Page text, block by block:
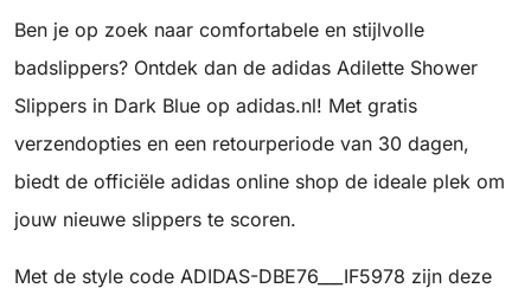
Ben je op zoek naar comfortabele en stijlvolle
badslippers? Ontdek dan de adidas Adilette Shower
Slippers in Dark Blue op adidas.nl! Met gratis
verzendopties en een retourperiode van 30 dagen,
biedt de officiële adidas online shop de ideale plek om
jouw nieuwe slippers te scoren.
Met de style code ADIDAS-DBE76___IF5978 zijn deze